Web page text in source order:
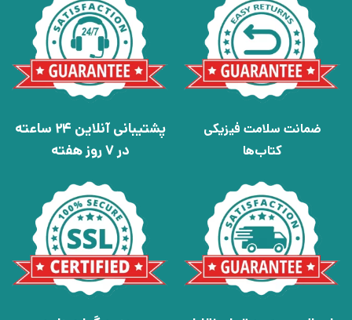
ضمانت سلامت فیزیکی
کتاب‌ها
پشتیبانی آنلاین 24 ساعته
در 7 روز هفته